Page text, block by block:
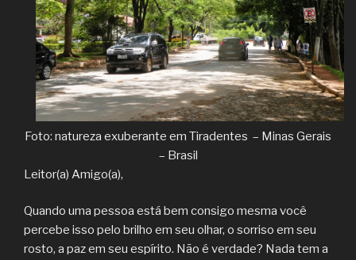
Foto: natureza exuberante em Tiradentes – Minas Gerais
– Brasil
Leitor(a) Amigo(a),
Quando uma pessoa está bem consigo mesma você
percebe isso pelo brilho em seu olhar, o sorriso em seu
rosto, a paz em seu espírito. Não é verdade? Nada tem a